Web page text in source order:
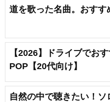
道を歌った名曲。おすす
【2026】ドライブでお
POP【20代向け】
自然の中で聴きたい！